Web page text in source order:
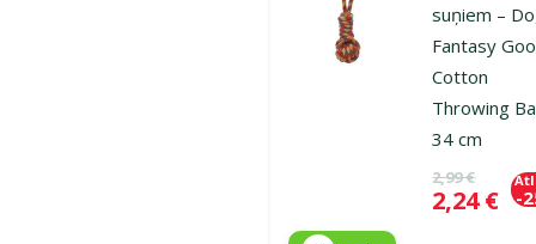
suņiem –
Fantasy
Cotton
Throwing
34 cm
Oriģinālā
2,99 €
Cena
2,24 € -